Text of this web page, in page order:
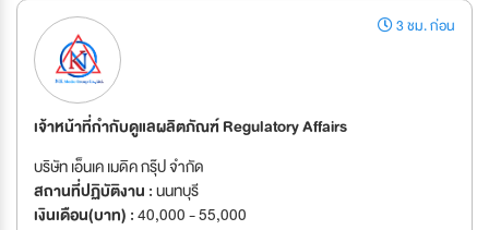
3 ชม. ก่อน
เจ้าหน้าที่กำกับดูแลผลิตภัณฑ์ Regulatory Affairs
บริษัท เอ็นเค เมดิค กรุ๊ป จำกัด
สถานที่ปฏิบัติงาน :นนทบุรี
เงินเดือน(บาท) :40,000 - 55,000